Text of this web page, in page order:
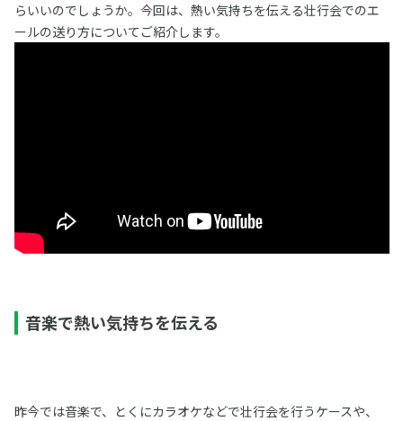
らいいのでしょうか。今回は、熱い気持ちを伝える壮行会でのエ
ールの送り方についてご紹介します。
音楽で熱い気持ちを伝える
昨今では音楽で、とくにカラオケなどで壮行会を行うケースや、